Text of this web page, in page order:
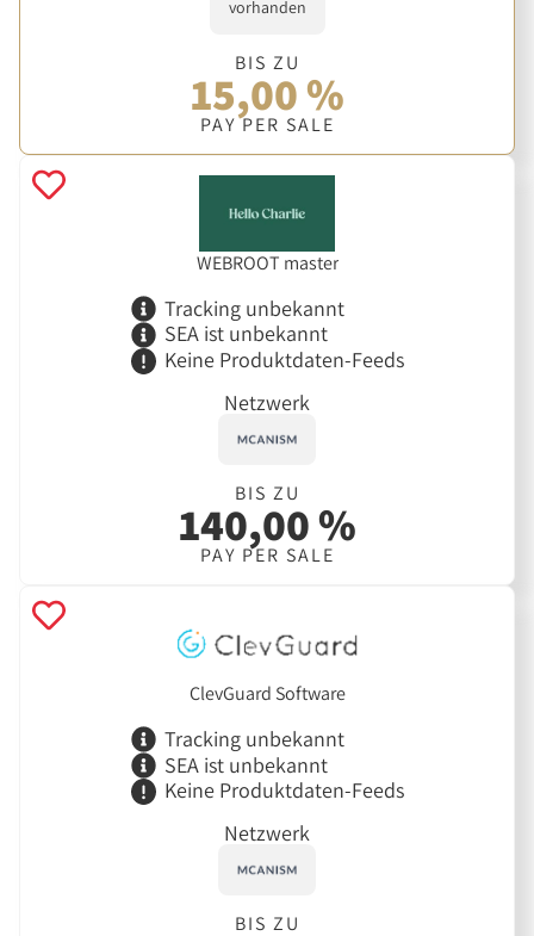
vorhanden
BIS ZU
15,00 %
PAY PER SALE
WEBROOT master
Tracking unbekannt
SEA ist unbekannt
Keine Produktdaten-Feeds
Netzwerk
BIS ZU
140,00 %
PAY PER SALE
ClevGuard Software
Tracking unbekannt
SEA ist unbekannt
Keine Produktdaten-Feeds
Netzwerk
BIS ZU